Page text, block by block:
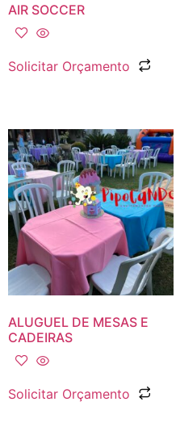
AIR SOCCER
Solicitar Orçamento
ALUGUEL DE MESAS E
CADEIRAS
Solicitar Orçamento